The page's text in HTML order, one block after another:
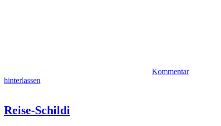
Kommentar
hinterlassen
Reise-Schildi